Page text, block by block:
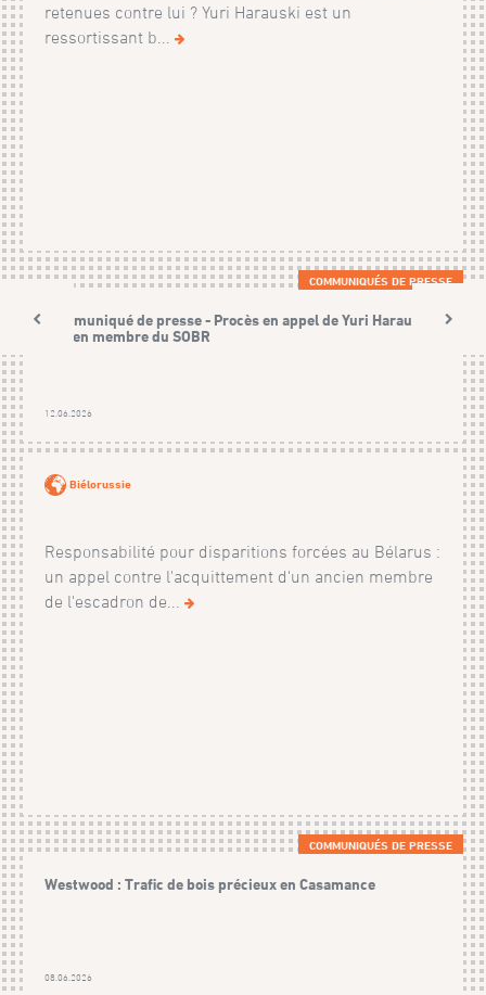
retenues contre lui ? Yuri Harauski est un
ressortissant b...
COMMUNIQUÉS DE PRESSE
Communiqué de presse - Procès en appel de Yuri Harauski,
ancien membre du SOBR
12.06.2026
Biélorussie
Responsabilité pour disparitions forcées au Bélarus :
un appel contre l'acquittement d'un ancien membre
de l'escadron de...
COMMUNIQUÉS DE PRESSE
Westwood : Trafic de bois précieux en Casamance
08.06.2026